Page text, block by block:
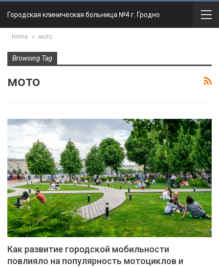
Городская клиническая больница №4 г. Гродно
Home мото
Browsing Tag
мото
Как развитие городской мобильности
повлияло на популярность мотоциклов и